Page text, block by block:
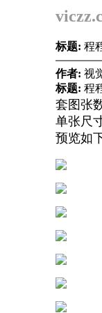
标题: 程
作者: 视
标题: 程
套图张
单张尺
预览如